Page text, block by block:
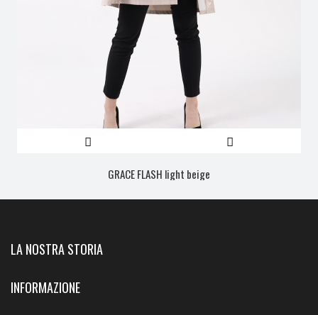
GRACE FLASH light beige
LA NOSTRA STORIA
INFORMAZIONE